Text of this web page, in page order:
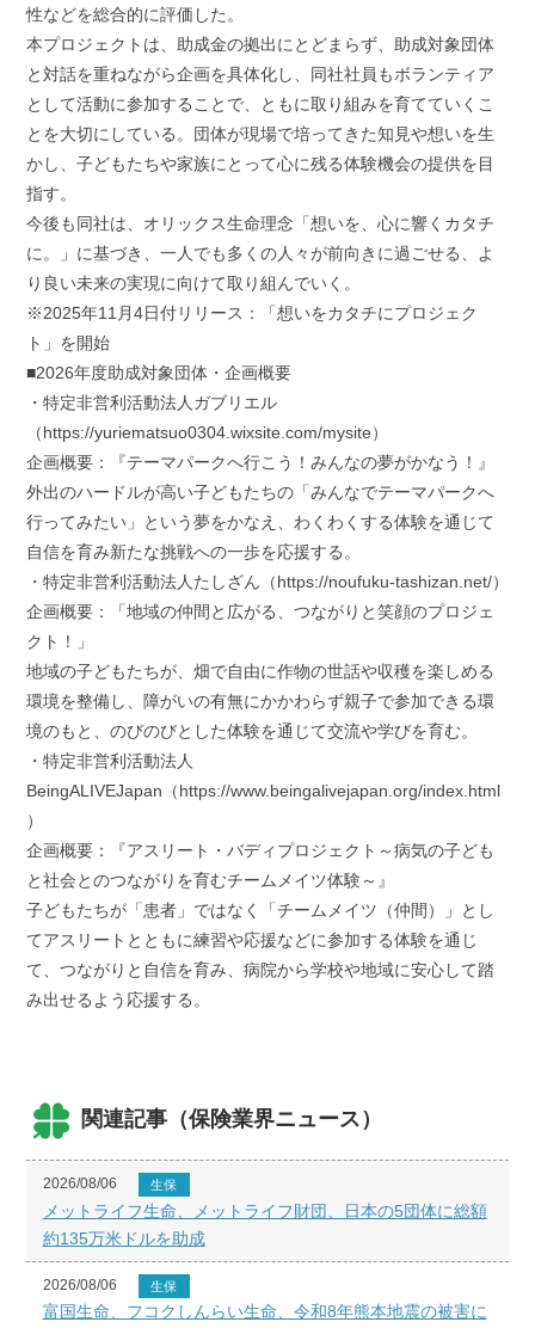
性などを総合的に評価した。
本プロジェクトは、助成金の拠出にとどまらず、助成対象団体
と対話を重ねながら企画を具体化し、同社社員もボランティア
として活動に参加することで、ともに取り組みを育てていくこ
とを大切にしている。団体が現場で培ってきた知見や想いを生
かし、子どもたちや家族にとって心に残る体験機会の提供を目
指す。
今後も同社は、オリックス生命理念「想いを、心に響くカタチ
に。」に基づき、一人でも多くの人々が前向きに過ごせる、よ
り良い未来の実現に向けて取り組んでいく。
※2025年11月4日付リリース：「想いをカタチにプロジェク
ト」を開始
■2026年度助成対象団体・企画概要
・特定非営利活動法人ガブリエル
（https://yuriematsuo0304.wixsite.com/mysite）
企画概要：『テーマパークへ行こう！みんなの夢がかなう！』
外出のハードルが高い子どもたちの「みんなでテーマパークへ
行ってみたい」という夢をかなえ、わくわくする体験を通じて
自信を育み新たな挑戦への一歩を応援する。
・特定非営利活動法人たしざん（https://noufuku-tashizan.net/）
企画概要：「地域の仲間と広がる、つながりと笑顔のプロジェ
クト！」
地域の子どもたちが、畑で自由に作物の世話や収穫を楽しめる
環境を整備し、障がいの有無にかかわらず親子で参加できる環
境のもと、のびのびとした体験を通じて交流や学びを育む。
・特定非営利活動法人
BeingALIVEJapan（https://www.beingalivejapan.org/index.html
）
企画概要：『アスリート・バディプロジェクト～病気の子ども
と社会とのつながりを育むチームメイツ体験～』
子どもたちが「患者」ではなく「チームメイツ（仲間）」とし
てアスリートとともに練習や応援などに参加する体験を通じ
て、つながりと自信を育み、病院から学校や地域に安心して踏
み出せるよう応援する。
関連記事（保険業界ニュース）
2026/08/06 生保
メットライフ生命、メットライフ財団、日本の5団体に総額
約135万米ドルを助成
2026/08/06 生保
富国生命、フコクしんらい生命、令和8年熊本地震の被害に